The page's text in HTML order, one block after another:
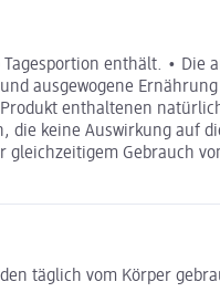
enthält. • Die
ausgewogene
enthaltenen
die keine Auswirkung auf
Gebrauch
täglich vom Körper